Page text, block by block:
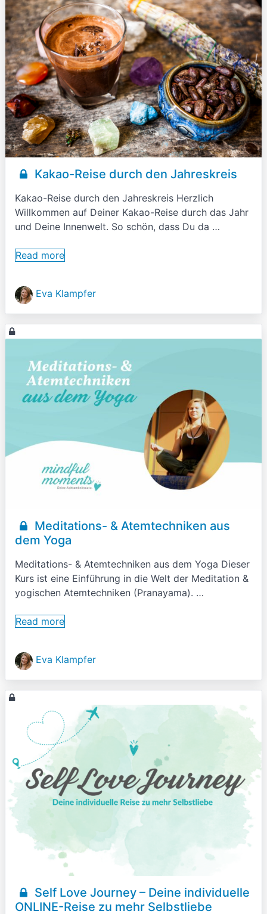
Kakao-Reise durch den Jahreskreis
Kakao-Reise durch den Jahreskreis Herzlich
Willkommen auf Deiner Kakao-Reise durch das Jahr
und Deine Innenwelt. So schön, dass Du da …
Read more
Eva Klampfer
Meditations- & Atemtechniken aus
dem Yoga
Meditations- & Atemtechniken aus dem Yoga Dieser
Kurs ist eine Einführung in die Welt der Meditation &
yogischen Atemtechniken (Pranayama). …
Read more
Eva Klampfer
Self Love Journey – Deine individuelle
ONLINE-Reise zu mehr Selbstliebe